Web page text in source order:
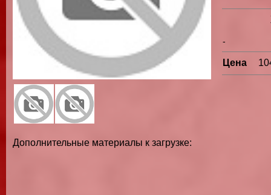
Дополнительные материалы к загрузке:
-
Цена